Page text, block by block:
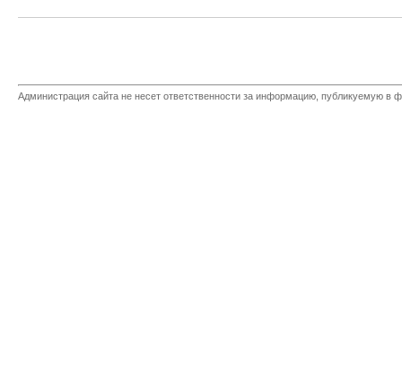
Администрация сайта не несет ответственности за информацию, публикуемую